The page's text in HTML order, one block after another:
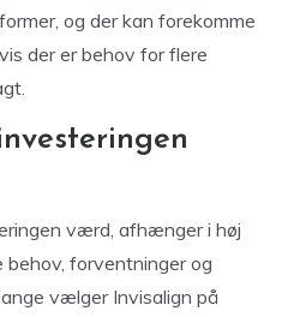
og der kan forekomme
der er behov for flere
værd, afhænger i høj
behov, forventninger og
vælger Invisalign på